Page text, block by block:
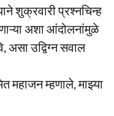
शुक्रवारी प्रश्नचिन्ह
अशा आंदोलनांमुळे
असा उद्विग्न सवाल
महाजन म्हणाले, माझ्या